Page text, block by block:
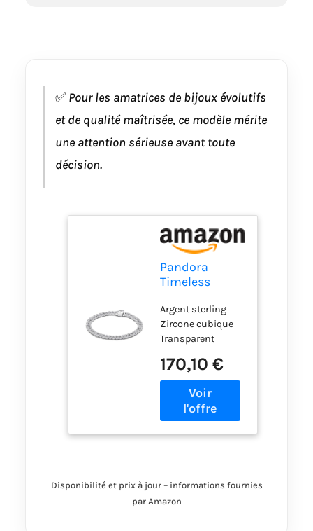
✅Pour les amatrices de bijoux évolutifs
et de qualité maîtrisée, ce modèle mérite
une attention sérieuse avant toute
décision.
Pandora
Timeless
en argent
sterling avec
zircones
cubiques
transparentes,
18
Argent sterling
Zircone cubique
Transparent
170,10 €
Disponibilité et prix à jour – informations fournies
par Amazon